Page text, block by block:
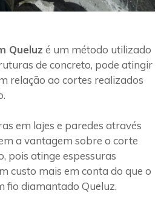
Queluz é um método utilizado
de concreto, pode atingir
relação ao cortes realizados
em lajes e paredes através
a vantagem sobre o corte
pois atinge espessuras
custo mais em conta do que o
fio diamantado Queluz.